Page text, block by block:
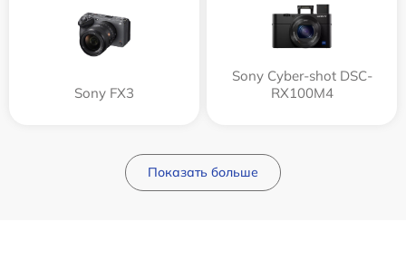
Sony FX3
Sony Cyber-shot DSC-
RX100M4
Показать больше